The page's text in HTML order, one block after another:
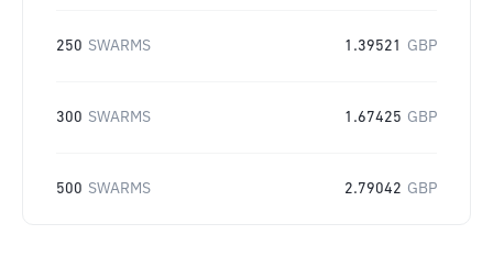
250 SWARMS 1.39521 GBP
300 SWARMS 1.67425 GBP
500 SWARMS 2.79042 GBP